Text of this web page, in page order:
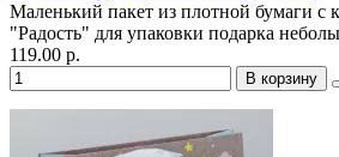
Маленький пакет из плотной бумаги с
"Радость" для упаковки подарка
119.00 р.
В корзину